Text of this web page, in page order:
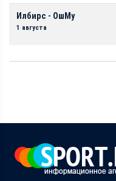
Илбирс - ОшМу
1 августа